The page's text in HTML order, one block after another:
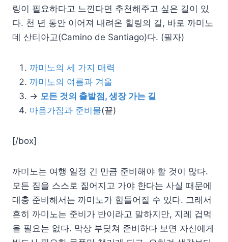
링이 필요하다고 느낀다면 추천해주고 싶은 길이 있
다. 천 년 동안 이어져 내려온 힐링의 길, 바로 까미노
데 산티아고(Camino de Santiago)다. (필자)
까미노의 세 가지 매력
까미노의 여름과 겨울
→ 모든 것의 출발점, 생장 가는 길
마음가짐과 준비물(끝)
[/box]
까미노는 여행 일정 긴 만큼 준비해야 할 것이 많다.
모든 짐을 스스로 짊어지고 가야 한다는 사실 때문에
대충 준비해서는 까미노가 힘들어질 수 있다. 그래서
흔히 까미노는 준비가 반이라고 말하지만, 지레 겁먹
을 필요는 없다. 막상 부딪쳐 준비하다 보면 자신에게